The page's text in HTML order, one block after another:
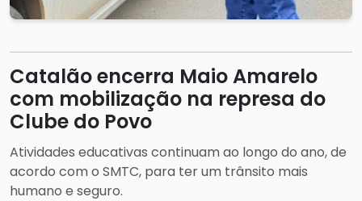
Catalão encerra Maio Amarelo
com mobilização na represa do
Clube do Povo
Atividades educativas continuam ao longo do ano, de
acordo com o SMTC, para ter um trânsito mais
humano e seguro.